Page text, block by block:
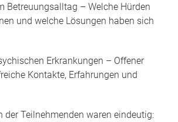
Betreuungsalltag – Welche Hürden
und welche Lösungen haben sich
Erkrankungen – Offener
Kontakte, Erfahrungen und
der Teilnehmenden waren eindeutig: